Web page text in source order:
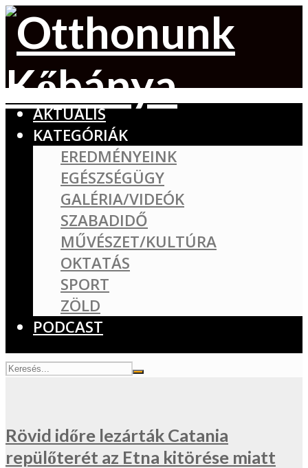
AKTUÁLIS
KATEGÓRIÁK
EREDMÉNYEINK
EGÉSZSÉGÜGY
GALÉRIA/VIDEÓK
SZABADIDŐ
MŰVÉSZET/KULTÚRA
OKTATÁS
SPORT
ZÖLD
PODCAST
Rövid időre lezárták Catania
repülőterét az Etna kitörése miatt